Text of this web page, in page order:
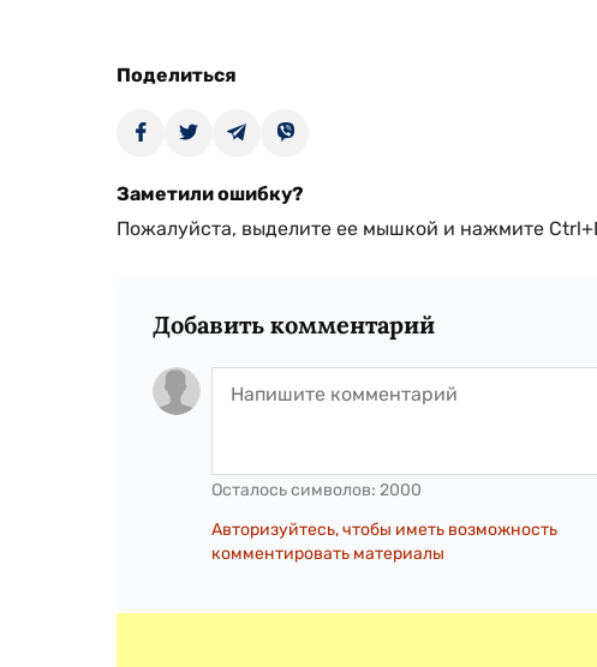
Поделиться
Заметили ошибку?
Пожалуйста, выделите ее мышкой и нажмите
Добавить комментарий
Осталось символов: 2000
Авторизуйтесь, чтобы иметь возможность
комментировать материалы